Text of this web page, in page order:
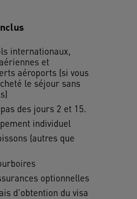
internationaux,
et
aéroports (si vous
le séjour sans
des jours 2 et 15.
individuel
(autres que
optionnelles
d'obtention du visa